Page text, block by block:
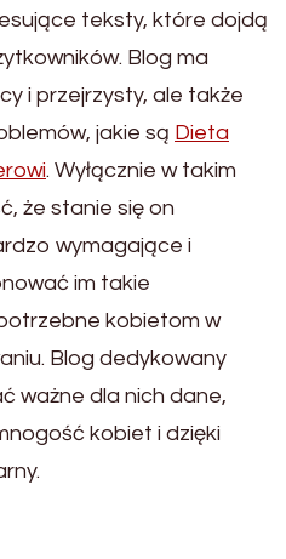
teksty, które dojdą
Blog ma
i przejrzysty, ale także
jakie są Dieta
. Wyłącznie w takim
że stanie się on
wymagające i
im takie
kobietom w
Blog dedykowany
ważne dla nich dane,
kobiet i dzięki